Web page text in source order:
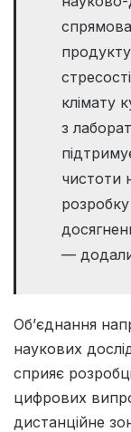
клімату
з
чистоти
— додали
Об’єднання
наукових
сприяє
цифрових
дистанційне